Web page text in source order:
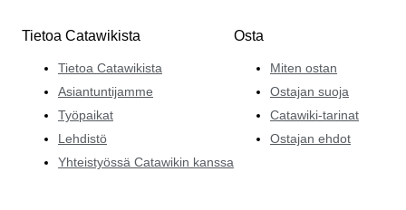
Tietoa Catawikista
Tietoa Catawikista
Asiantuntijamme
Työpaikat
Lehdistö
Yhteistyössä Catawikin kanssa
Osta
Miten ostan
Ostajan suoja
Catawiki-tarinat
Ostajan ehdot